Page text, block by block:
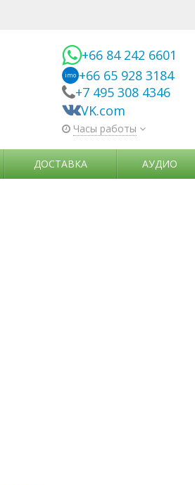
+66 84 242 6601
imo +66 65 928 3184
+7 495 308 4346
VK.com
Часы работы
ДОСТАВКА АУДИО